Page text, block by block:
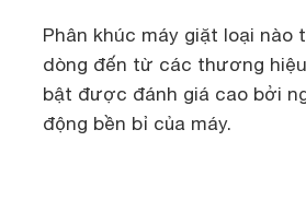
Phân khúc máy giặt loại
dòng đến từ các thương
bật được đánh giá cao bởi
động bền bỉ của máy.